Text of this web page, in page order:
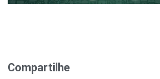
Compartilhe